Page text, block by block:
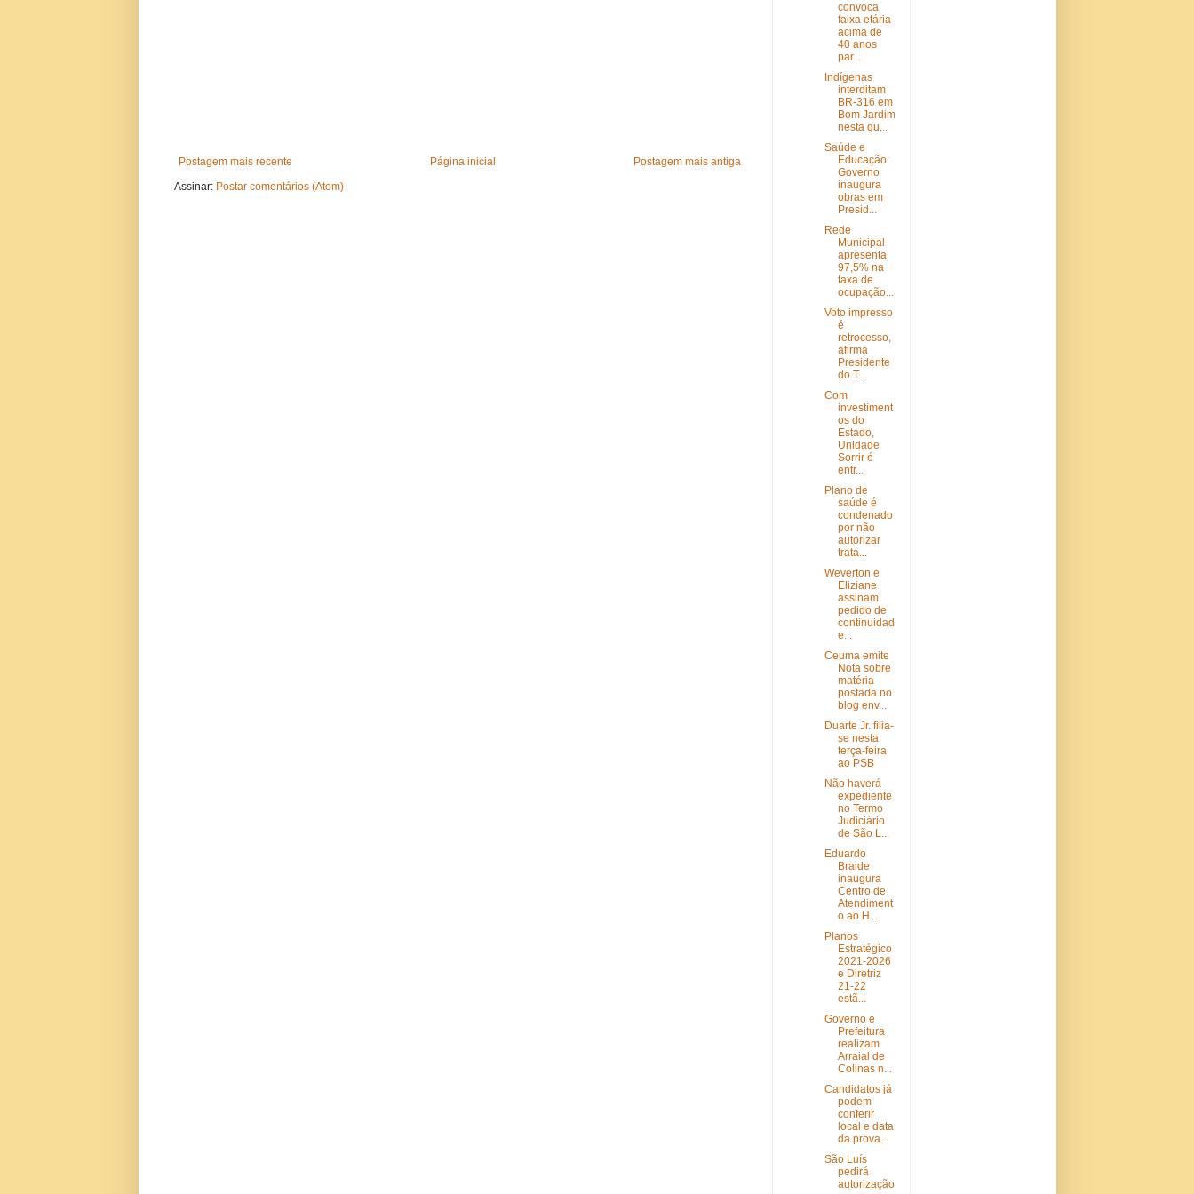
Postagem mais recente Postagem mais antiga
Página inicial
Assinar: Postar comentários (Atom)
convoca
faixa etária
acima de
40 anos
par...
Indígenas
interditam
BR-316 em
Bom Jardim
nesta qu...
Saúde e
Educação:
Governo
inaugura
obras em
Presid...
Rede
Municipal
apresenta
97,5% na
taxa de
ocupação...
Voto impresso
é
retrocesso,
afirma
Presidente
do T...
Com
investiment
os do
Estado,
Unidade
Sorrir é
entr...
Plano de
saúde é
condenado
por não
autorizar
trata...
Weverton e
Eliziane
assinam
pedido de
continuidad
e...
Ceuma emite
Nota sobre
matéria
postada no
blog env...
Duarte Jr. filia-
se nesta
terça-feira
ao PSB
Não haverá
expediente
no Termo
Judiciário
de São L...
Eduardo
Braide
inaugura
Centro de
Atendiment
o ao H...
Planos
Estratégico
2021-2026
e Diretriz
21-22
estã...
Governo e
Prefeitura
realizam
Arraial de
Colinas n...
Candidatos já
podem
conferir
local e data
da prova...
São Luís
pedirá
autorização